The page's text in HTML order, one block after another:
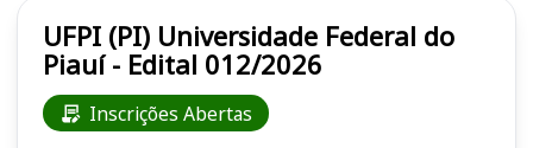
UFPI (PI) Universidade Federal do
Piauí - Edital 012/2026
Inscrições Abertas